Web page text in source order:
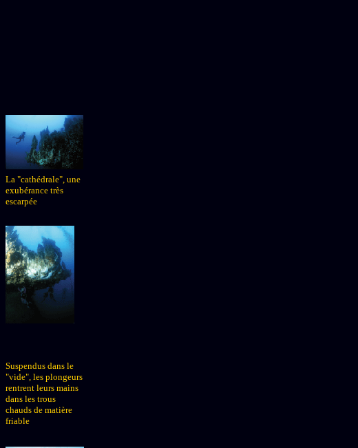
La "cathédrale", une
exubérance très
escarpée
Suspendus dans le
"vide", les plongeurs
rentrent leurs mains
dans les trous
chauds de matière
friable